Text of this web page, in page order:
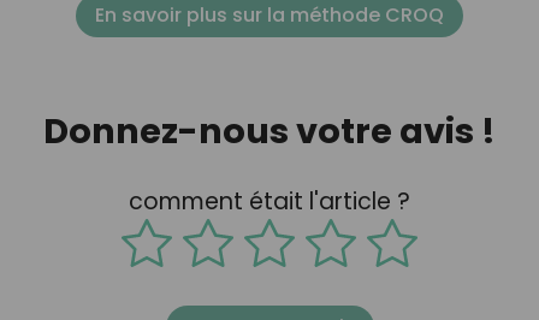
En savoir plus sur la méthode CROQ
Donnez-nous votre avis !
comment était l'article ?